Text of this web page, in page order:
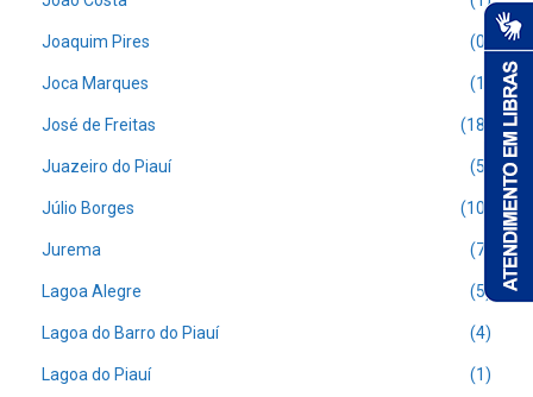
Joaquim Pires (0)
Joca Marques (1)
José de Freitas (18)
Juazeiro do Piauí (5)
Júlio Borges (10)
Jurema (7)
Lagoa Alegre (5)
Lagoa do Barro do Piauí (4)
Lagoa do Piauí (1)